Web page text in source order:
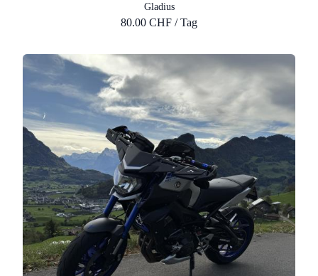
Gladius
80.00 CHF / Tag